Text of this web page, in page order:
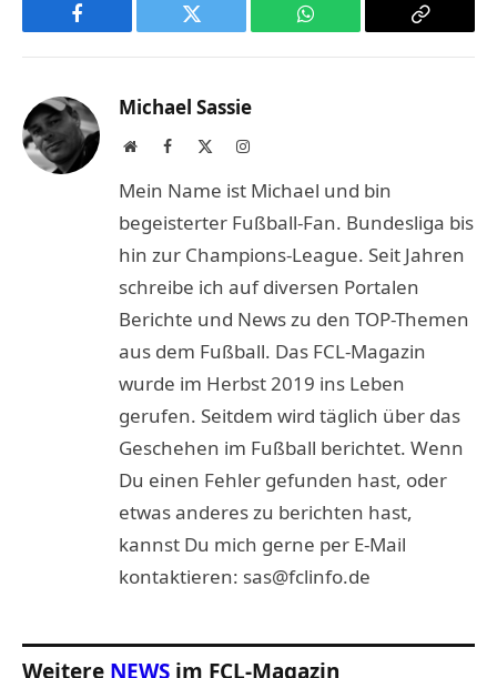
Facebook Twitter WhatsApp
Copy
Michael Sassie
WebsiteFacebook Instagram
Mein Name ist Michael und bin
begeisterter Fußball-Fan. Bundesliga bis
hin zur Champions-League. Seit Jahren
schreibe ich auf diversen Portalen
Berichte und News zu den TOP-Themen
aus dem Fußball. Das FCL-Magazin
wurde im Herbst 2019 ins Leben
gerufen. Seitdem wird täglich über das
Geschehen im Fußball berichtet. Wenn
Du einen Fehler gefunden hast, oder
etwas anderes zu berichten hast,
kannst Du mich gerne per E-Mail
kontaktieren: sas@fclinfo.de
Weitere NEWS im FCL-Magazin